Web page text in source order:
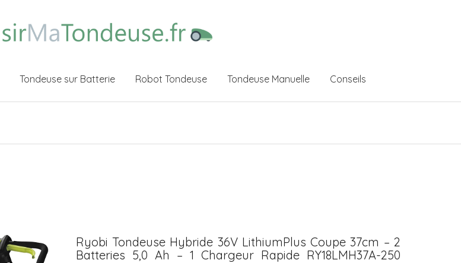
Tondeuse sur Batterie Robot Tondeuse Tondeuse Manuelle Conseils
Ryobi Tondeuse Hybride 36V LithiumPlus Coupe 37cm – 2
Batteries 5,0 Ah – 1 Chargeur Rapide RY18LMH37A-250